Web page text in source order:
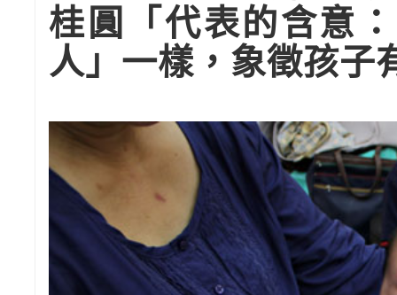
桂圓「代表的含意
人」一樣，象徵孩子